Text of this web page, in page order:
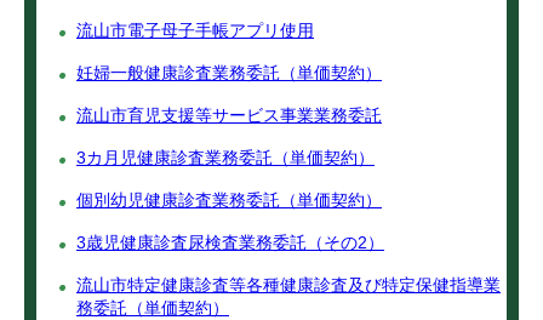
流山市電子母子手帳アプリ使用
妊婦一般健康診査業務委託（単価契約）
流山市育児支援等サービス事業業務委託
3カ月児健康診査業務委託（単価契約）
個別幼児健康診査業務委託（単価契約）
3歳児健康診査尿検査業務委託（その2）
流山市特定健康診査等各種健康診査及び特定保健指導業
務委託（単価契約）